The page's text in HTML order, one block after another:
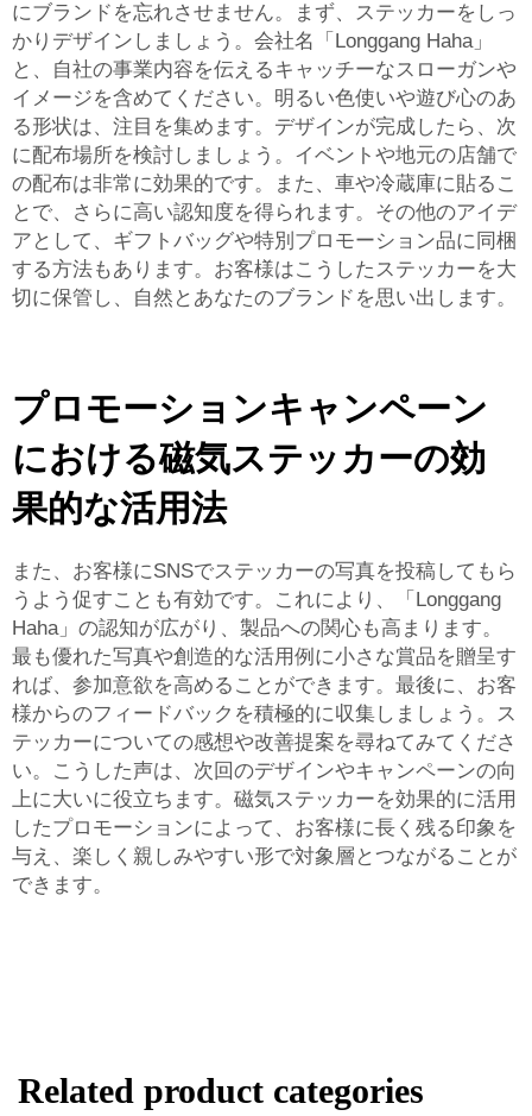
にブランドを忘れさせません。まず、ステッカーをしっ
かりデザインしましょう。会社名「Longgang Haha」
と、自社の事業内容を伝えるキャッチーなスローガンや
イメージを含めてください。明るい色使いや遊び心のあ
る形状は、注目を集めます。デザインが完成したら、次
に配布場所を検討しましょう。イベントや地元の店舗で
の配布は非常に効果的です。また、車や冷蔵庫に貼るこ
とで、さらに高い認知度を得られます。その他のアイデ
アとして、ギフトバッグや特別プロモーション品に同梱
する方法もあります。お客様はこうしたステッカーを大
切に保管し、自然とあなたのブランドを思い出します。
プロモーションキャンペーン
における磁気ステッカーの効
果的な活用法
また、お客様にSNSでステッカーの写真を投稿してもら
うよう促すことも有効です。これにより、「Longgang
Haha」の認知が広がり、製品への関心も高まります。
最も優れた写真や創造的な活用例に小さな賞品を贈呈す
れば、参加意欲を高めることができます。最後に、お客
様からのフィードバックを積極的に収集しましょう。ス
テッカーについての感想や改善提案を尋ねてみてくださ
い。こうした声は、次回のデザインやキャンペーンの向
上に大いに役立ちます。磁気ステッカーを効果的に活用
したプロモーションによって、お客様に長く残る印象を
与え、楽しく親しみやすい形で対象層とつながることが
できます。
Related product categories